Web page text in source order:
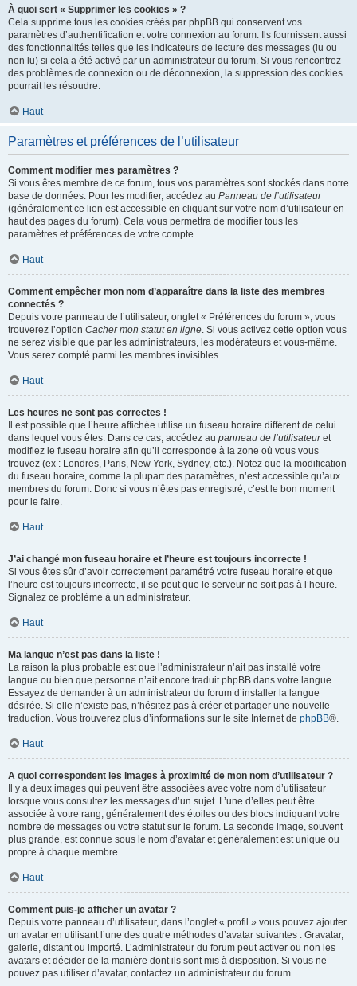
À quoi sert « Supprimer les cookies » ?
Cela supprime tous les cookies créés par phpBB qui conservent vos
paramètres d’authentification et votre connexion au forum. Ils fournissent aussi
des fonctionnalités telles que les indicateurs de lecture des messages (lu ou
non lu) si cela a été activé par un administrateur du forum. Si vous rencontrez
des problèmes de connexion ou de déconnexion, la suppression des cookies
pourrait les résoudre.
Haut
Paramètres et préférences de l’utilisateur
Comment modifier mes paramètres ?
Si vous êtes membre de ce forum, tous vos paramètres sont stockés dans notre
base de données. Pour les modifier, accédez au Panneau de l’utilisateur
(généralement ce lien est accessible en cliquant sur votre nom d’utilisateur en
haut des pages du forum). Cela vous permettra de modifier tous les
paramètres et préférences de votre compte.
Haut
Comment empêcher mon nom d’apparaître dans la liste des membres
connectés ?
Depuis votre panneau de l’utilisateur, onglet « Préférences du forum », vous
trouverez l’option Cacher mon statut en ligne. Si vous activez cette option vous
ne serez visible que par les administrateurs, les modérateurs et vous-même.
Vous serez compté parmi les membres invisibles.
Haut
Les heures ne sont pas correctes !
Il est possible que l’heure affichée utilise un fuseau horaire différent de celui
dans lequel vous êtes. Dans ce cas, accédez au panneau de l’utilisateuret
modifiez le fuseau horaire afin qu’il corresponde à la zone où vous vous
trouvez (ex : Londres, Paris, New York, Sydney, etc.). Notez que la modification
du fuseau horaire, comme la plupart des paramètres, n’est accessible qu’aux
membres du forum. Donc si vous n’êtes pas enregistré, c’est le bon moment
pour le faire.
Haut
J’ai changé mon fuseau horaire et l’heure est toujours incorrecte !
Si vous êtes sûr d’avoir correctement paramétré votre fuseau horaire et que
l’heure est toujours incorrecte, il se peut que le serveur ne soit pas à l’heure.
Signalez ce problème à un administrateur.
Haut
Ma langue n’est pas dans la liste !
La raison la plus probable est que l’administrateur n’ait pas installé votre
langue ou bien que personne n’ait encore traduit phpBB dans votre langue.
Essayez de demander à un administrateur du forum d’installer la langue
désirée. Si elle n’existe pas, n’hésitez pas à créer et partager une nouvelle
traduction. Vous trouverez plus d’informations sur le site Internet de phpBB®.
Haut
A quoi correspondent les images à proximité de mon nom d’utilisateur ?
Il y a deux images qui peuvent être associées avec votre nom d’utilisateur
lorsque vous consultez les messages d’un sujet. L’une d’elles peut être
associée à votre rang, généralement des étoiles ou des blocs indiquant votre
nombre de messages ou votre statut sur le forum. La seconde image, souvent
plus grande, est connue sous le nom d’avatar et généralement est unique ou
propre à chaque membre.
Haut
Comment puis-je afficher un avatar ?
Depuis votre panneau d’utilisateur, dans l’onglet « profil » vous pouvez ajouter
un avatar en utilisant l’une des quatre méthodes d’avatar suivantes : Gravatar,
galerie, distant ou importé. L’administrateur du forum peut activer ou non les
avatars et décider de la manière dont ils sont mis à disposition. Si vous ne
pouvez pas utiliser d’avatar, contactez un administrateur du forum.